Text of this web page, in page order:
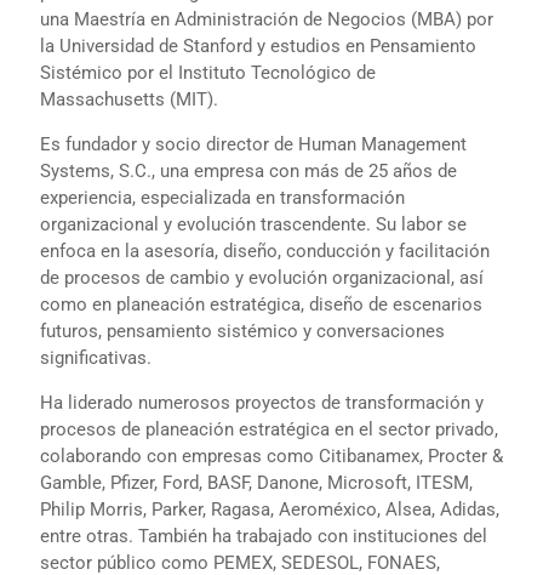
una Maestría en Administración de Negocios (MBA) por
la Universidad de Stanford y estudios en Pensamiento
Sistémico por el Instituto Tecnológico de
Massachusetts (MIT).
Es fundador y socio director de Human Management
Systems, S.C., una empresa con más de 25 años de
experiencia, especializada en transformación
organizacional y evolución trascendente. Su labor se
enfoca en la asesoría, diseño, conducción y facilitación
de procesos de cambio y evolución organizacional, así
como en planeación estratégica, diseño de escenarios
futuros, pensamiento sistémico y conversaciones
significativas.
Ha liderado numerosos proyectos de transformación y
procesos de planeación estratégica en el sector privado,
colaborando con empresas como Citibanamex, Procter &
Gamble, Pfizer, Ford, BASF, Danone, Microsoft, ITESM,
Philip Morris, Parker, Ragasa, Aeroméxico, Alsea, Adidas,
entre otras. También ha trabajado con instituciones del
sector público como PEMEX, SEDESOL, FONAES,